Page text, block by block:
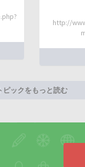
http://
ピックをもっと読む